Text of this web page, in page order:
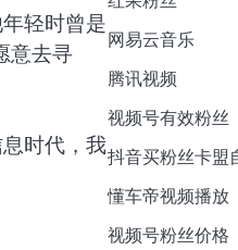
轻时曾是
意去寻
时代，我
网易云音乐
腾讯视频
视频号有效粉丝
抖音买粉丝卡盟
懂车帝视频播放
视频号粉丝价格